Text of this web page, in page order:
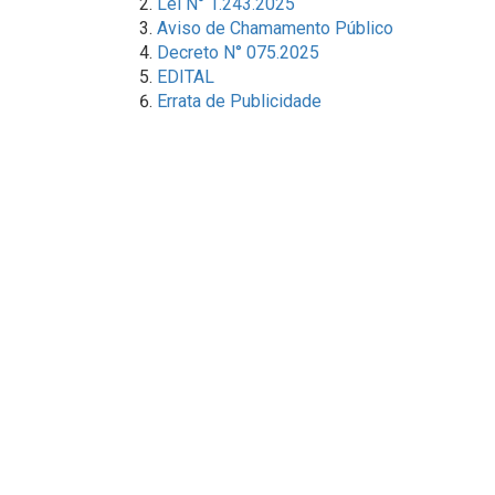
Aviso de Chamamento Público
Decreto N° 075.2025
EDITAL
Errata de Publicidade